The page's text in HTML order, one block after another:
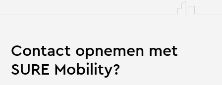
Contact opnemen met
SURE Mobility?